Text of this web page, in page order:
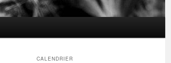
CALENDRIER